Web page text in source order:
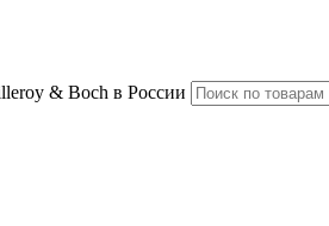
& Boch в России